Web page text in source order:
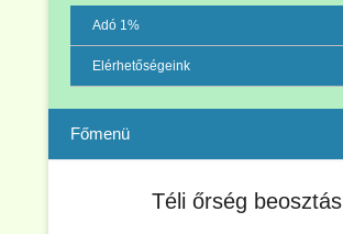
Adó 1%
Elérhetőségeink
Menu
Téli őrség beosztás